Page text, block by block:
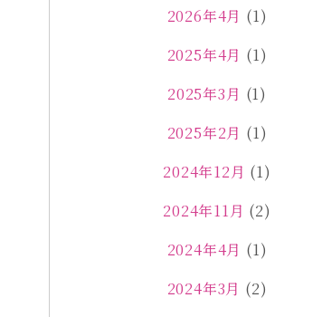
2026年4月 (1)
2025年4月 (1)
2025年3月 (1)
2025年2月 (1)
2024年12月 (1)
2024年11月 (2)
2024年4月 (1)
2024年3月 (2)